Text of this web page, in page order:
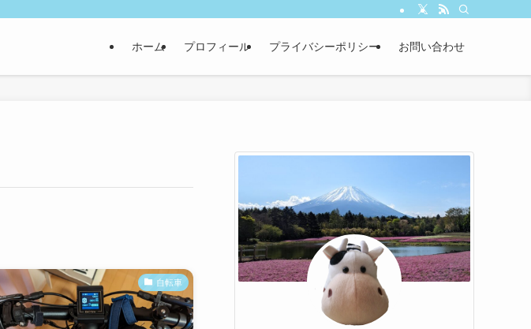
ホーム プロフィール プライバシーポリシー お問い合わせ
自転車